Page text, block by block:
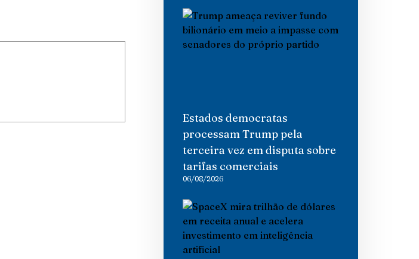
Estados democratas
processam Trump pela
terceira vez em disputa sobre
tarifas comerciais
06/08/2026